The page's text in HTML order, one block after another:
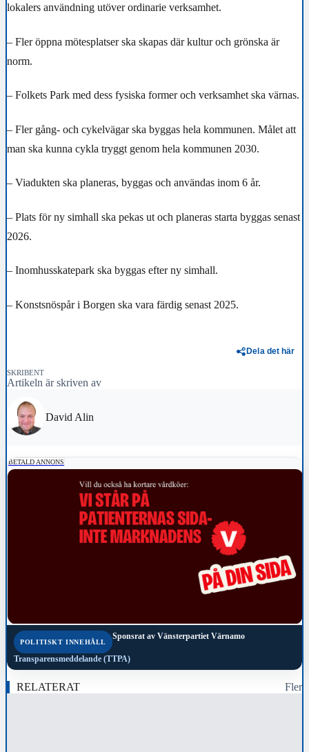
lokalers användning utöver ordinarie verksamhet.
– Fler öppna mötesplatser ska skapas där kultur och grönska är
norm.
– Folkets Park med dess fysiska former och verksamhet ska värnas.
– Fler gång- och cykelvägar ska byggas hela kommunen. Målet att
man ska kunna cykla tryggt genom hela kommunen 2030.
– Viadukten ska planeras, byggas och användas inom 6 år.
– Plats för ny simhall ska pekas ut och planeras starta byggas senast
2026.
– Inomhusskatepark ska byggas efter ny simhall.
– Konstsnöspår i Borgen ska vara färdig senast 2025.
Dela det här
SKRIBENT
Artikeln är skriven av
David Alin
BETALD ANNONS
POLITISKT INNEHÅLL
Sponsrat av Vänsterpartiet Värnamo
Transparensmeddelande (TTPA)
RELATERAT Fler